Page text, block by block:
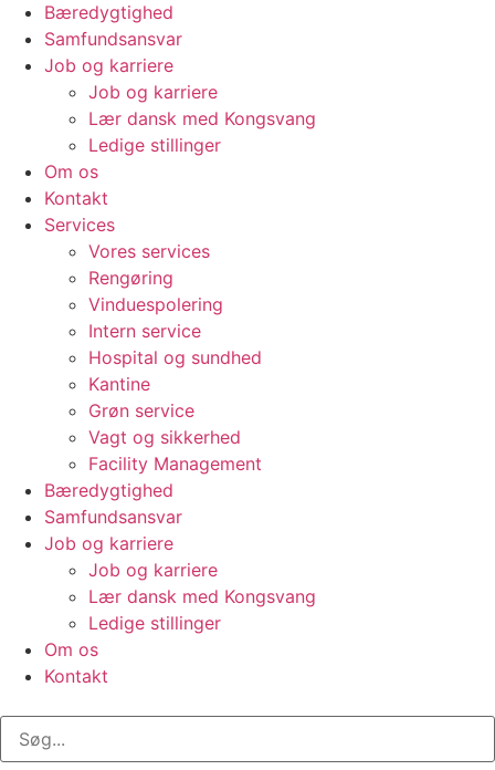
Bæredygtighed
Samfundsansvar
Job og karriere
Job og karriere
Lær dansk med Kongsvang
Ledige stillinger
Om os
Kontakt
Services
Vores services
Rengøring
Vinduespolering
Intern service
Hospital og sundhed
Kantine
Grøn service
Vagt og sikkerhed
Facility Management
Bæredygtighed
Samfundsansvar
Job og karriere
Job og karriere
Lær dansk med Kongsvang
Ledige stillinger
Om os
Kontakt